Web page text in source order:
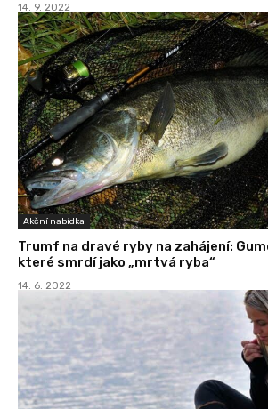
14. 9. 2022
Akční nabídka
Trumf na dravé ryby na zahájení:
které smrdí jako „mrtvá ryba“
14. 6. 2022